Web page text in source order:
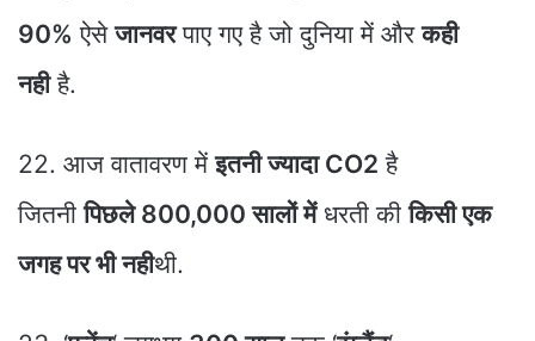
90% ऐसेजानवरपाए गए है जो दुनिया में औरकही
नहीहै.
22. आज वातावरण मेंइतनी ज्यादा CO2 है
जितनीपिछले 800,000 सालों मेंधरती कीकिसी एक
जगह पर भी नहीथी.